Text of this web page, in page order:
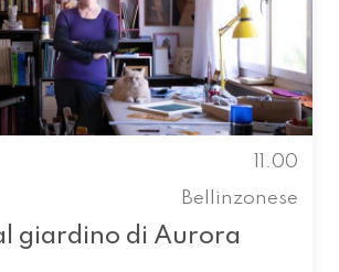
11.00
Bellinzonese
giardino di Aurora